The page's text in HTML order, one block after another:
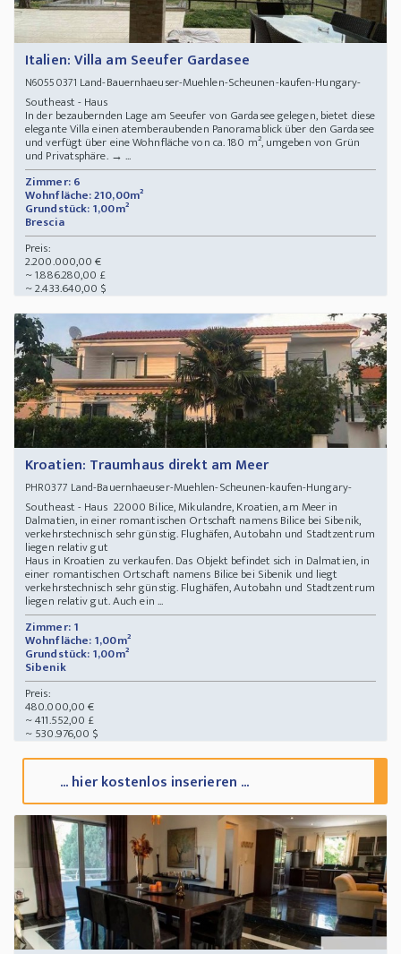
Italien: Villa am Seeufer Gardasee
N60550371 Land-Bauernhaeuser-Muehlen-Scheunen-kaufen-Hungary-
Southeast - Haus
In der bezaubernden Lage am Seeufer von Gardasee gelegen, bietet diese
elegante Villa einen atemberaubenden Panoramablick über den Gardasee
und verfügt über eine Wohnfläche von ca. 180 m², umgeben von Grün
und Privatsphäre. → ...
Zimmer: 6
Wohnfläche: 210,00m²
Grundstück: 1,00m²
Brescia
Preis:
2.200.000,00 €
~ 1.886.280,00 £
~ 2.433.640,00 $
Kroatien: Traumhaus direkt am Meer
PHR0377 Land-Bauernhaeuser-Muehlen-Scheunen-kaufen-Hungary-
Southeast - Haus 22000 Bilice, Mikulandre, Kroatien, am Meer in
Dalmatien, in einer romantischen Ortschaft namens Bilice bei Sibenik,
verkehrstechnisch sehr günstig. Flughäfen, Autobahn und Stadtzentrum
liegen relativ gut
Haus in Kroatien zu verkaufen. Das Objekt befindet sich in Dalmatien, in
einer romantischen Ortschaft namens Bilice bei Sibenik und liegt
verkehrstechnisch sehr günstig. Flughäfen, Autobahn und Stadtzentrum
liegen relativ gut. Auch ein ...
Zimmer: 1
Wohnfläche: 1,00m²
Grundstück: 1,00m²
Sibenik
Preis:
480.000,00 €
~ 411.552,00 £
~ 530.976,00 $
... hier kostenlos inserieren ...